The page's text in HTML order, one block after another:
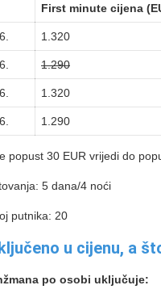
First minute cijena
1.320
1.290
1.320
1.290
popust 30 EUR vrijedi do
5 dana/4 noći
putnika: 20
u cijenu, a
po osobi uključuje: